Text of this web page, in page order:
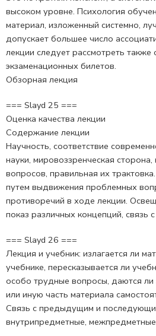
высоком уровне. Психология
материал, изложенный системно,
допускает большее число
лекции следует рассмотреть
экзаменационных билетов.
Обзорная лекция
=== Slayd 25 ===
Оценка качества лекции
Содержание лекции
Научность, соответствие
науки, мировоззренческая
вопросов, правильная их
путем выдвижения проблемных
противоречий в ходе лекции.
показ различных концепций, связь
=== Slayd 26 ===
Лекция и учебник: излагается ли
учебнике, пересказывается ли
особо трудные вопросы, даются ли
или иную часть материала
Связь с предыдущим и
внутрипредметные, межпредметные